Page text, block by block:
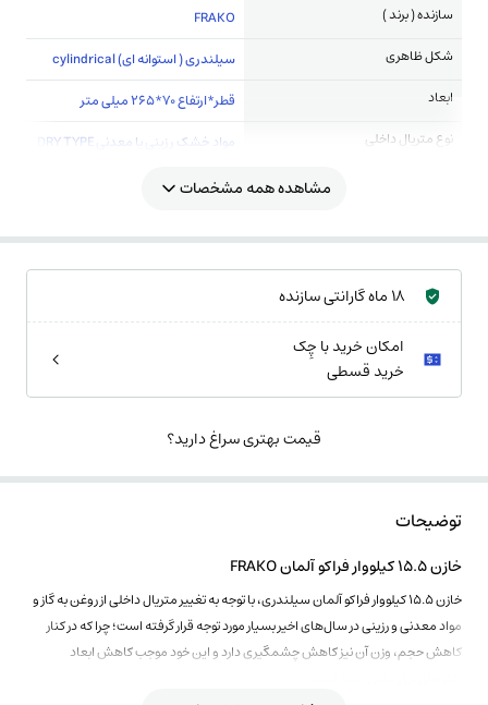
سازنده ( برند )
FRAKO
شکل ظاهری
سیلندری ( استوانه ای) cylindrical
ابعاد
قطر*ارتفاع 70*265 میلی متر
نوع متریال داخلی
مواد خشک رزینی یا معدنی DRY TYPE
مشاهده همه مشخصات
18 ماه گارانتی سازنده
امکان خرید با چِک
خرید قسطی
قیمت بهتری سراغ دارید؟
توضیحات
خازن 15.5 کیلووار فراکو آلمان FRAKO
خازن 15.5 کیلووار فراکو آلمان سیلندری، با توجه به تغییر متریال داخلی از روغن به گاز و
مواد معدنی و رزینی در سال‌های اخیر بسیار مورد توجه قرار گرفته است؛ چرا که در کنار
کاهش حجم، وزن آن نیز کاهش چشمگیری دارد و این خود موجب کاهش ابعاد